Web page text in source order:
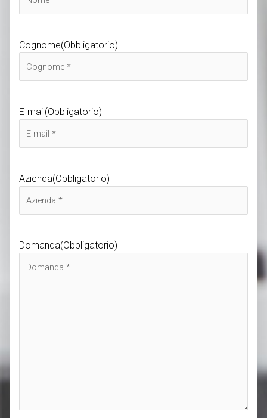
Cognome(Obbligatorio)
E-mail(Obbligatorio)
Azienda(Obbligatorio)
Domanda(Obbligatorio)